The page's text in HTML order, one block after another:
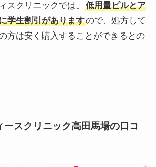
スクリニックでは、
低用量ピルとア
学生割引がありますので、処方して
方は安く購入することができるとの
ースクリニック高田馬場の口コ